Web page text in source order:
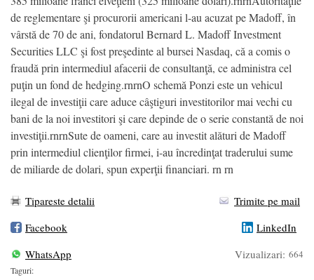
de reglementare şi procurorii americani l-au acuzat pe Madoff, în
vârstă de 70 de ani, fondatorul Bernard L. Madoff Investment
Securities LLC şi fost preşedinte al bursei Nasdaq, că a comis o
fraudă prin intermediul afacerii de consultanţă, ce administra cel
puţin un fond de hedging.rnrnO schemă Ponzi este un vehicul
ilegal de investiţii care aduce câştiguri investitorilor mai vechi cu
bani de la noi investitori şi care depinde de o serie constantă de noi
investiţii.rnrnSute de oameni, care au investit alături de Madoff
prin intermediul clienţilor firmei, i-au încredinţat traderului sume
de miliarde de dolari, spun experţii financiari. rn rn
Tipareste detalii
Trimite pe mail
Facebook
LinkedIn
WhatsApp
Vizualizari: 664
Taguri: